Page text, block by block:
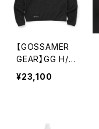
【GOSSAMER
GEAR】GG H/B
Polartec® Alp
ha® Direct Pul
¥23,100